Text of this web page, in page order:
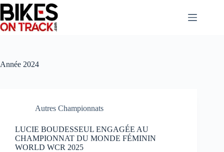
Passer
au
contenu
Année 2024
Autres Championnats
LUCIE BOUDESSEUL ENGAGÉE AU
CHAMPIONNAT DU MONDE FÉMININ
WORLD WCR 2025